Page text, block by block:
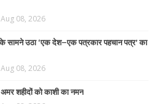
Aug 08, 2026
सामने उठा ‘एक देश–एक पत्रकार पहचान पत्र’ का
Aug 08, 2026
शहीदों को काशी का नमन